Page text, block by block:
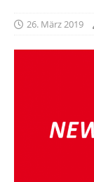
26. März 2019